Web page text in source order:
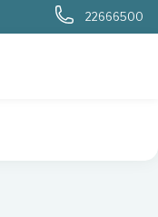
22666500